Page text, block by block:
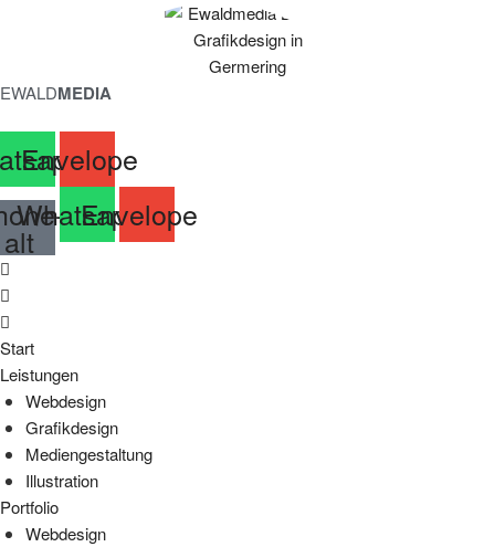
EWALDMEDIA
Envelope
alt
Whatsapp
Envelope
Start
Leistungen
Webdesign
Grafikdesign
Mediengestaltung
Illustration
Portfolio
Webdesign